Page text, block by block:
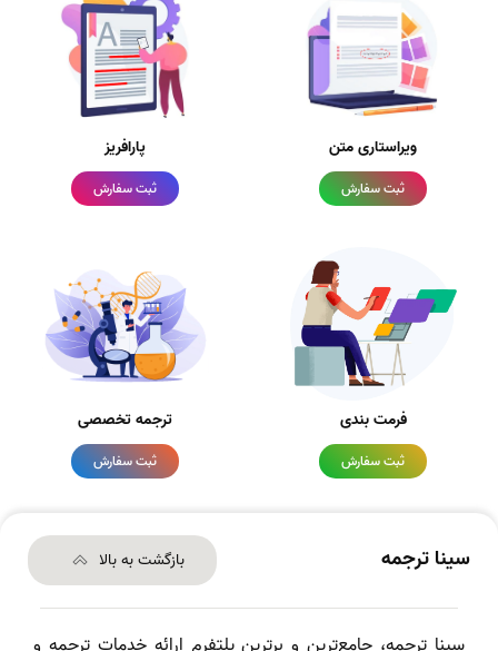
ویراستاری متن
ثبت سفارش
پارافریز
ثبت سفارش
فرمت بندی
ثبت سفارش
ترجمه تخصصی
ثبت سفارش
سینا ترجمه بازگشت به بالا